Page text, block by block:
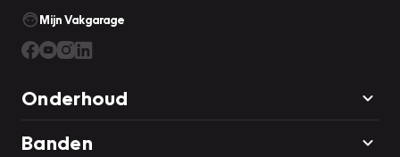
Mijn Vakgarage
Onderhoud
Banden